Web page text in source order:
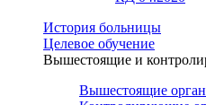
История больницы
Целевое обучение
Вышестоящие и
Вышестоящие